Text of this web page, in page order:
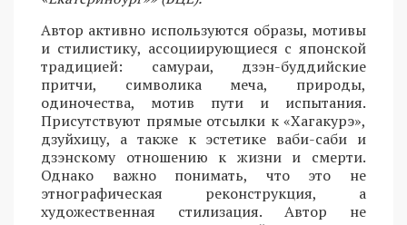
Автор активно используются образы, мотивы
и стилистику, ассоциирующиеся с японской
традицией: самураи, дзэн-буддийские
притчи, символика меча, природы,
одиночества, мотив пути и испытания.
Присутствуют прямые отсылки к «Хагакурэ»,
дзуйхицу, а также к эстетике ваби-саби и
дзэнскому отношению к жизни и смерти.
Однако важно понимать, что это не
этнографическая реконструкция, а
художественная стилизация. Автор не